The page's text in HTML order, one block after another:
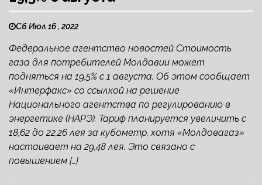
Сб Июл 16 , 2022
Федеральное агентство новостей Стоимость
газа для потребителей Молдавии может
подняться на 19,5% с 1 августа. Об этом сообщает
«Интерфакс» со ссылкой на решение
Национального агентства по регулированию в
энергетике (НАРЭ). Тариф планируется увеличить с
18,62 до 22,26 лея за кубометр, хотя «Молдовагаз»
настаивает на 29,48 лея. Это связано с
повышением […]